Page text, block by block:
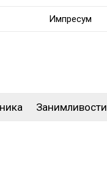
Импресум
Занимливости